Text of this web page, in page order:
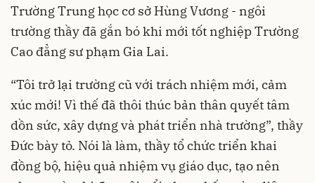
Trường Trung học cơ sở Hùng Vương - ngôi
trường thầy đã gắn bó khi mới tốt nghiệp Trường
Cao đẳng sư phạm Gia Lai.
“Tôi trở lại trường cũ với trách nhiệm mới, cảm
xúc mới! Vì thế đã thôi thúc bản thân quyết tâm
dồn sức, xây dựng và phát triển nhà trường”, thầy
Đức bày tỏ. Nói là làm, thầy tổ chức triển khai
đồng bộ, hiệu quả nhiệm vụ giáo dục, tạo nên